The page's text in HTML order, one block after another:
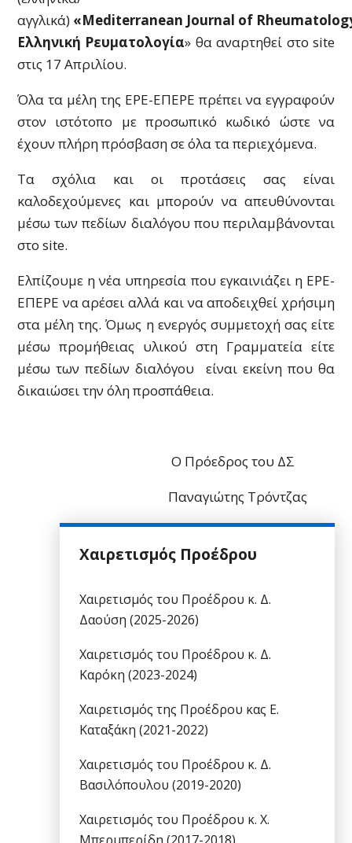
αγγλικά) «Mediterranean Journal of
Ελληνική Ρευματολογία» θα αναρτηθεί στο site
στις 17 Απριλίου.
Όλα τα μέλη της ΕΡΕ-ΕΠΕΡΕ πρέπει να εγγραφούν
στον ιστότοπο με προσωπικό κωδικό ώστε να
έχουν πλήρη πρόσβαση σε όλα τα περιεχόμενα.
Τα σχόλια και οι προτάσεις σας είναι
καλοδεχούμενες και μπορούν να απευθύνονται
μέσω των πεδίων διαλόγου που περιλαμβάνονται
στο site.
Ελπίζουμε η νέα υπηρεσία που εγκαινιάζει η ΕΡΕ-
ΕΠΕΡΕ να αρέσει αλλά και να αποδειχθεί χρήσιμη
στα μέλη της. Όμως η ενεργός συμμετοχή σας είτε
μέσω προμήθειας υλικού στη Γραμματεία είτε
μέσω των πεδίων διαλόγου είναι εκείνη που θα
δικαιώσει την όλη προσπάθεια.
Ο Πρόεδρος του ΔΣ
Παναγιώτης Τρόντζας
Χαιρετισμός Προέδρου
Χαιρετισμός του Προέδρου κ. Δ.
Δαούση (2025-2026)
Χαιρετισμός του Προέδρου κ. Δ.
Καρόκη (2023-2024)
Χαιρετισμός της Προέδρου κας Ε.
Καταξάκη (2021-2022)
Χαιρετισμός του Προέδρου κ. Δ.
Βασιλόπουλου (2019-2020)
Χαιρετισμός του Προέδρου κ. Χ.